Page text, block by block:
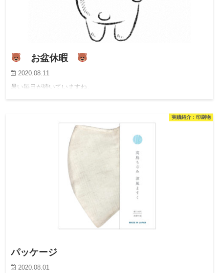
お盆休暇
2020.08.11
暑い毎日が続いていますね。
実績紹介：印刷物
パッケージ
2020.08.01